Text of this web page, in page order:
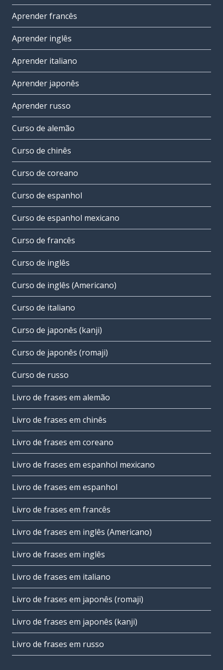
Aprender francês
Aprender inglês
Aprender italiano
Aprender japonês
Aprender russo
Curso de alemão
Curso de chinês
Curso de coreano
Curso de espanhol
Curso de espanhol mexicano
Curso de francês
Curso de inglês
Curso de inglês (Americano)
Curso de italiano
Curso de japonês (kanji)
Curso de japonês (romaji)
Curso de russo
Livro de frases em alemão
Livro de frases em chinês
Livro de frases em coreano
Livro de frases em espanhol mexicano
Livro de frases em espanhol
Livro de frases em francês
Livro de frases em inglês (Americano)
Livro de frases em inglês
Livro de frases em italiano
Livro de frases em japonês (romaji)
Livro de frases em japonês (kanji)
Livro de frases em russo